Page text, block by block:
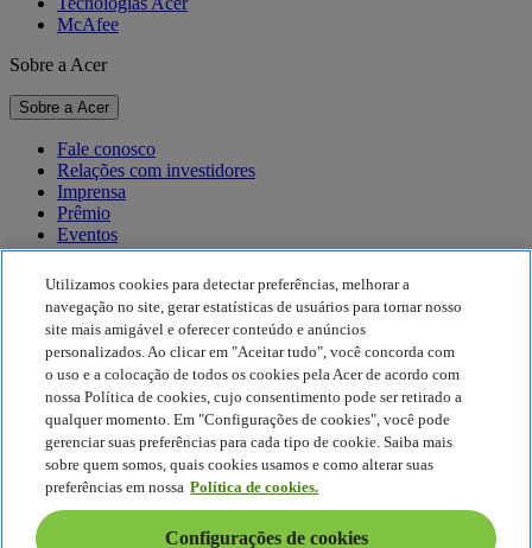
McAfee
Sobre a Acer
Sobre a Acer
Fale conosco
Relações com investidores
Imprensa
Prêmio
Eventos
Sustentabilidade
Sustentabilidade
Responsabilidade social corporativa
Pegada de carbono do produto
Project Humanity
Earthion
Política de Privacidade
Política de Cookies
Aviso legal
Informações legais adicionais
Utilizamos cookies para detectar preferências, melhorar a
navegação no site, gerar estatísticas de usuários para tornar nosso
site mais amigável e oferecer conteúdo e anúncios
personalizados. Ao clicar em "Aceitar tudo", você concorda com
o uso e a colocação de todos os cookies pela Acer de acordo com
nossa Política de cookies, cujo consentimento pode ser retirado a
qualquer momento. Em "Configurações de cookies", você pode
gerenciar suas preferências para cada tipo de cookie. Saiba mais
sobre quem somos, quais cookies usamos e como alterar suas
preferências em nossa Política de cookies.
Configurações de cookies